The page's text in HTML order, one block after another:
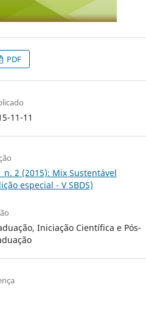
PDF
11-11
n. 2 (2015): Mix Sustentável
especial - V SBDS)
Iniciação Científica e Pós-